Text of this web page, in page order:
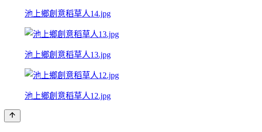
池上鄉創意稻草人14.jpg
池上鄉創意稻草人13.jpg
池上鄉創意稻草人12.jpg